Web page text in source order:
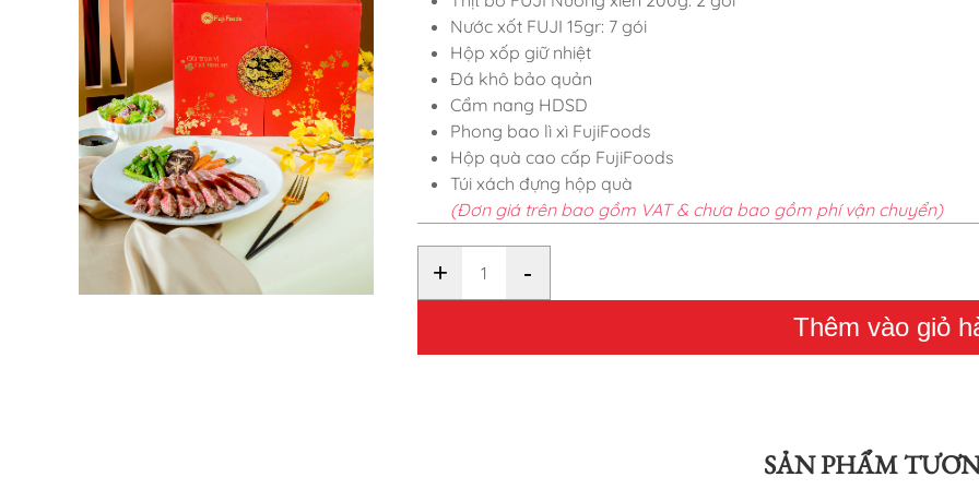
Nước xốt FUJI 15gr: 7 gói
Hộp xốp giữ nhiệt
Đá khô bảo quản
Cẩm nang HDSD
Phong bao lì xì FujiFoods
Hộp quà cao cấp FujiFoods
Túi xách đựng hộp quà
(Đơn giá trên bao gồm VAT & chưa bao gồm phí vận chuyển)
+
-
Thêm vào giỏ
SẢN PHẨM